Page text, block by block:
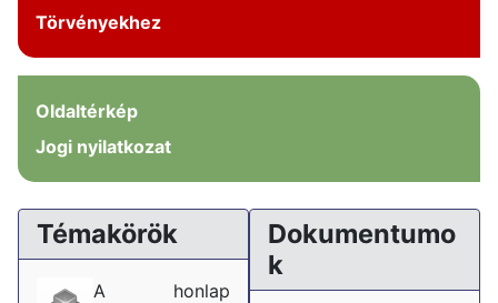
Törvényekhez
Oldaltérkép
Jogi nyilatkozat
Témakörök
A honlap
Dokumentumo
k